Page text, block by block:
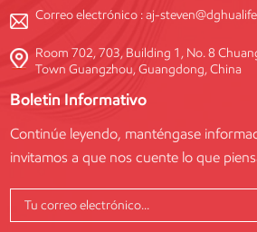
Correo electrónico :aj-
Room 702, 703, Building 1, No. 8
Town Guangzhou, Guangdong, China
Boletin Informativo
Continúe leyendo, manténgase
invitamos a que nos cuente lo que